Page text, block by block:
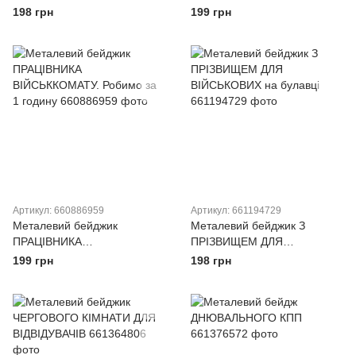
198 грн
КОМІСАРІАТУ
199 грн
Артикул: 660886959
Металевий бейджик
ПРАЦІВНИКА
ВІЙСЬККОМАТУ. Робимо за
199 грн
Артикул: 661194729
Металевий бейджик З
ПРІЗВИЩЕМ ДЛЯ
ВІЙСЬКОВИХ на булавці
198 грн